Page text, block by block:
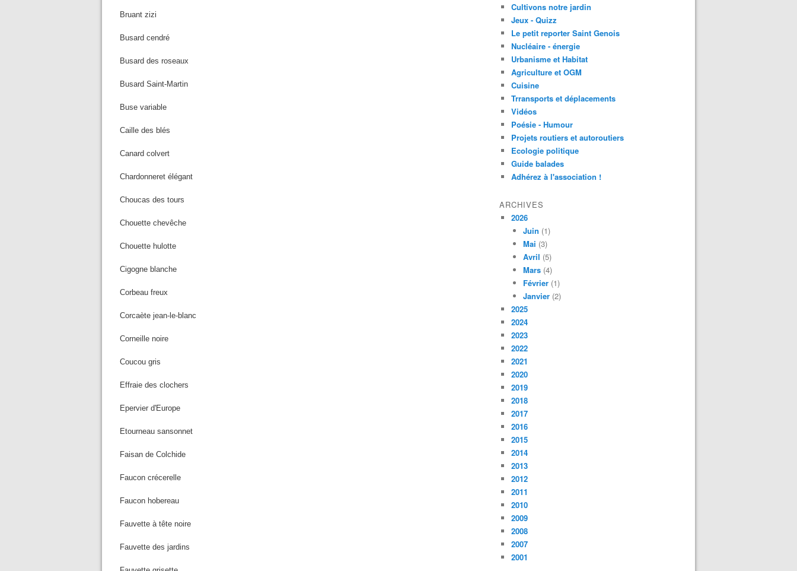
Bruant zizi
Busard cendré
Busard des roseaux
Busard Saint-Martin
Buse variable
Caille des blés
Canard colvert
Chardonneret élégant
Choucas des tours
Chouette chevêche
Chouette hulotte
Cigogne blanche
Corbeau freux
Corcaète jean-le-blanc
Corneille noire
Coucou gris
Effraie des clochers
Epervier d'Europe
Etourneau sansonnet
Faisan de Colchide
Faucon crécerelle
Faucon hobereau
Fauvette à tête noire
Fauvette des jardins
Cultivons notre jardin
Jeux - Quizz
Le petit reporter Saint Genois
Nucléaire - énergie
Urbanisme et Habitat
Agriculture et OGM
Cuisine
Trransports et déplacements
Vidéos
Poésie - Humour
Projets routiers et autoroutiers
Ecologie politique
Guide balades
Adhérez à l'association !
ARCHIVES
2026
Juin (1)
Mai (3)
Avril (5)
Mars (4)
Février (1)
Janvier (2)
2025
2024
2023
2022
2021
2020
2019
2018
2017
2016
2015
2014
2013
2012
2011
2010
2009
2008
2007
2001